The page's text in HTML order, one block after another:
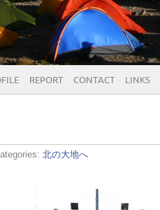
REPORT CONTACT LINKS
北の大地へ